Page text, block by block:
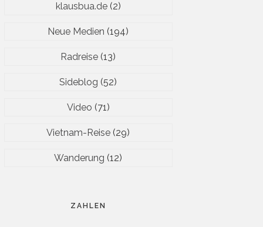
klausbua.de(2)
Neue Medien (194)
Radreise (13)
Sideblog (52)
Video (71)
Vietnam-Reise (29)
Wanderung (12)
ZAHLEN